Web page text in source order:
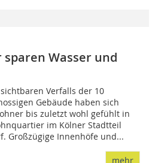
Wasser und
Verfalls der 10
Gebäude haben sich
bis zuletzt wohl gefühlt in
im Kölner Stadtteil
Großzügige Innenhöfe und...
mehr